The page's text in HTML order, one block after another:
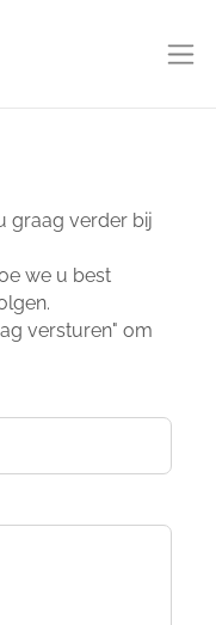
graag verder bij
we u best
versturen" om